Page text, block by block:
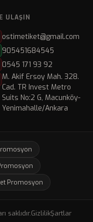
ULAŞIN
ostimetiket@gmail.com
905451684545
0545 171 93 92
M. Akif Ersoy Mah. 328.
Cad. TR Invest Metro
Suits No:2 G, Macunköy-
Yenimahalle/Ankara
Promosyon
saklıdır.GizlilikŞartlar